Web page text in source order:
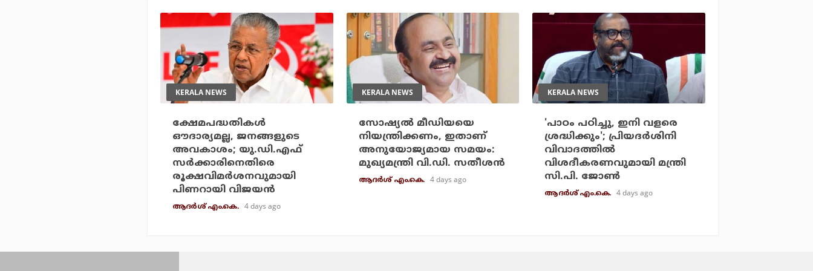
KERALA NEWS
ക്ഷേമപദ്ധതികള്‍
ഔദാര്യമല്ല, ജനങ്ങളുടെ
അവകാശം; യു.ഡി.എഫ്
സര്‍ക്കാരിനെതിരെ
രൂക്ഷവിമര്‍ശനവുമായി
പിണറായി വിജയന്‍
ആദർശ് എം.കെ. 4 days ago
KERALA NEWS
സോഷ്യല്‍ മീഡിയയെ
നിയന്ത്രിക്കണം, ഇതാണ്
അനുയോജ്യമായ സമയം:
മുഖ്യമന്ത്രി വി.ഡി. സതീശന്‍
ആദർശ് എം.കെ. 4 days ago
KERALA NEWS
'പാഠം പഠിച്ചു, ഇനി വളരെ
ശ്രദ്ധിക്കും'; പ്രിയദര്‍ശിനി
വിവാദത്തില്‍
വിശദീകരണവുമായി മന്ത്രി
സി.പി. ജോണ്‍
ആദർശ് എം.കെ. 4 days ago